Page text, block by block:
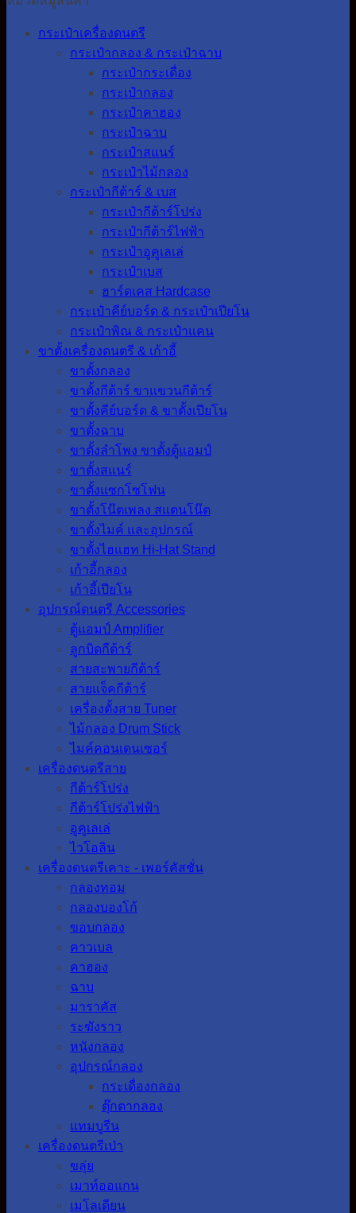
กระเป๋าเครื่องดนตรี
กระเป๋ากลอง & กระเป๋าฉาบ
กระเป๋ากระเดื่อง
กระเป๋ากลอง
กระเป๋าคาฮอง
กระเป๋าฉาบ
กระเป๋าสแนร์
กระเป๋าไม้กลอง
กระเป๋ากีต้าร์ & เบส
กระเป๋ากีต้าร์โปร่ง
กระเป๋ากีต้าร์ไฟฟ้า
กระเป๋าอูคูเลเล่
กระเป๋าเบส
ฮาร์ดเคส Hardcase
กระเป๋าคีย์บอร์ด & กระเป๋าเปียโน
กระเป๋าพิณ & กระเป๋าแคน
ขาตั้งเครื่องดนตรี & เก้าอี้
ขาตั้งกลอง
ขาตั้งกีต้าร์ ขาแขวนกีต้าร์
ขาตั้งคีย์บอร์ด & ขาตั้งเปียโน
ขาตั้งฉาบ
ขาตั้งลำโพง ขาตั้งตู้แอมป์
ขาตั้งสแนร์
ขาตั้งแซกโซโฟน
ขาตั้งโน๊ตเพลง สแตนโน๊ต
ขาตั้งไมค์ และอุปกรณ์
ขาตั้งไฮแฮท Hi-Hat Stand
เก้าอี้กลอง
เก้าอี้เปียโน
อุปกรณ์ดนตรี Accessories
ตู้แอมป์ Amplifier
ลูกบิดกีต้าร์
สายสะพายกีต้าร์
สายแจ็คกีต้าร์
เครื่องตั้งสาย Tuner
ไม้กลอง Drum Stick
ไมค์คอนเดนเซอร์
เครื่องดนตรีสาย
กีต้าร์โปร่ง
กีต้าร์โปร่งไฟฟ้า
อูคูเลเล่
ไวโอลิน
เครื่องดนตรีเคาะ - เพอร์คัสชั่น
กลองทอม
กลองบองโก้
ขอบกลอง
คาวเบล
คาฮอง
ฉาบ
มาราคัส
ระฆังราว
หนังกลอง
อุปกรณ์กลอง
กระเดื่องกลอง
ตุ๊กตากลอง
แทมบูรีน
เครื่องดนตรีเป่า
ขลุ่ย
เมาท์ออแกน
เมโลเดียน